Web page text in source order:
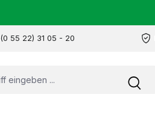
(0 55 22) 31 05 - 20